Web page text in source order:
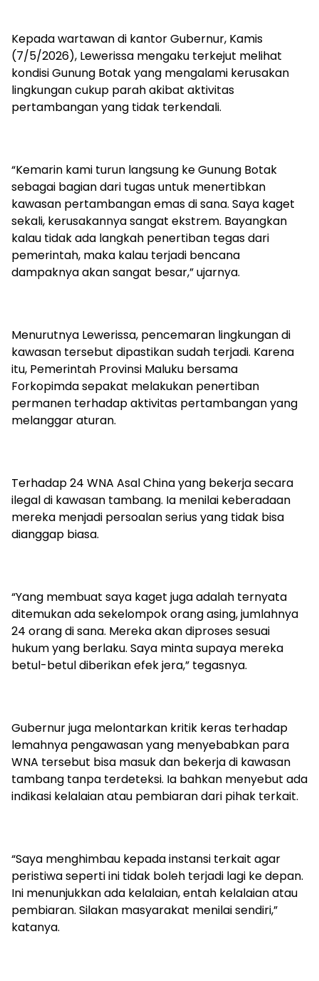
Kepada wartawan di kantor Gubernur, Kamis
(7/5/2026), Lewerissa mengaku terkejut melihat
kondisi Gunung Botak yang mengalami kerusakan
lingkungan cukup parah akibat aktivitas
pertambangan yang tidak terkendali.
“Kemarin kami turun langsung ke Gunung Botak
sebagai bagian dari tugas untuk menertibkan
kawasan pertambangan emas di sana. Saya kaget
sekali, kerusakannya sangat ekstrem. Bayangkan
kalau tidak ada langkah penertiban tegas dari
pemerintah, maka kalau terjadi bencana
dampaknya akan sangat besar,” ujarnya.
Menurutnya Lewerissa, pencemaran lingkungan di
kawasan tersebut dipastikan sudah terjadi. Karena
itu, Pemerintah Provinsi Maluku bersama
Forkopimda sepakat melakukan penertiban
permanen terhadap aktivitas pertambangan yang
melanggar aturan.
Terhadap 24 WNA Asal China yang bekerja secara
ilegal di kawasan tambang. Ia menilai keberadaan
mereka menjadi persoalan serius yang tidak bisa
dianggap biasa.
“Yang membuat saya kaget juga adalah ternyata
ditemukan ada sekelompok orang asing, jumlahnya
24 orang di sana. Mereka akan diproses sesuai
hukum yang berlaku. Saya minta supaya mereka
betul-betul diberikan efek jera,” tegasnya.
Gubernur juga melontarkan kritik keras terhadap
lemahnya pengawasan yang menyebabkan para
WNA tersebut bisa masuk dan bekerja di kawasan
tambang tanpa terdeteksi. Ia bahkan menyebut ada
indikasi kelalaian atau pembiaran dari pihak terkait.
“Saya menghimbau kepada instansi terkait agar
peristiwa seperti ini tidak boleh terjadi lagi ke depan.
Ini menunjukkan ada kelalaian, entah kelalaian atau
pembiaran. Silakan masyarakat menilai sendiri,”
katanya.